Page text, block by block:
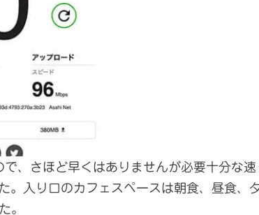
、さほど早くはありませんが必要十分な速
。入り口のカフェスペースは朝食、昼食、
。